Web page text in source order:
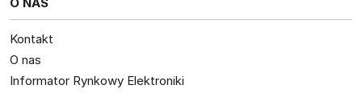
Kontakt
O nas
Informator Rynkowy Elektroniki